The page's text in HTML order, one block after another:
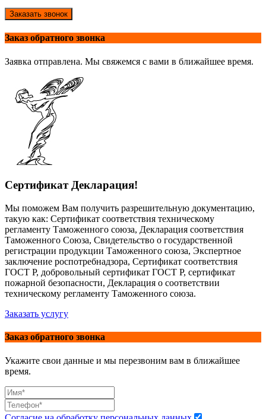
Заказать звонок
Заказ обратного звонка
Заявка отправлена. Мы свяжемся с вами в ближайшее время.
Сертификат Декларация!
Мы поможем Вам получить разрешительную документацию,
такую как: Сертификат соответствия техническому
регламенту Таможенного союза, Декларация соответствия
Таможенного Союза, Свидетельство о государственной
регистрации продукции Таможенного союза, Экспертное
заключение роспотребнадзора, Сертификат соответствия
ГОСТ Р, добровольный сертификат ГОСТ Р, сертификат
пожарной безопасности, Декларация о соответствии
техническому регламенту Таможенного союза.
Заказать услугу
Заказ обратного звонка
Укажите свои данные и мы перезвоним вам в ближайшее
время.